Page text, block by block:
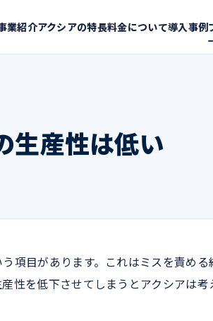
業紹介アクシアの特長料金について導入事例
生産性は低い
項目があります。これはミスを責める
性を低下させてしまうとアクシアは考